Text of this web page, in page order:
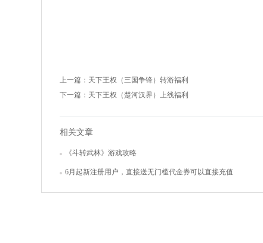
上一篇： 天下王权（三国争锋）转游福利
下一篇： 天下王权（楚河汉界）上线福利
相关文章
《斗转武林》游戏攻略
6月起新注册用户，直接送无门槛代金券可以直接充值